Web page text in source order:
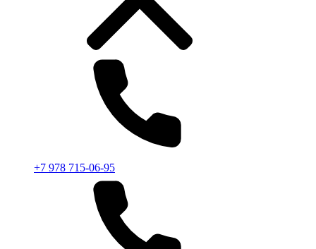
+7 978 715-06-95